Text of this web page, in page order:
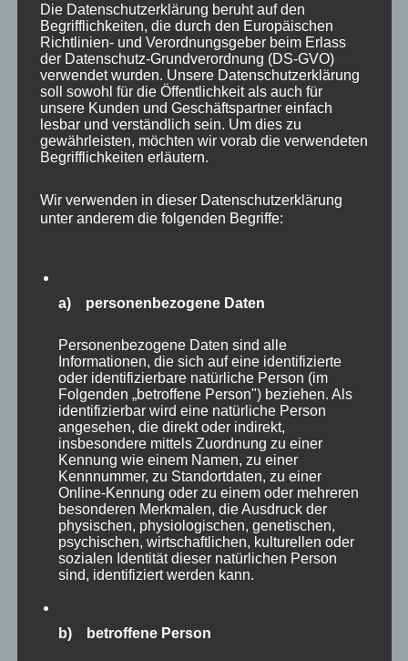
Auch Vogelfreunde werden in Eekholt voll auf
ihre Kosten kommen. Zunächst sind
sehen. Diese “Majestäten der Lüfte” habe ich
auch schon mehrfach in freier Wildbahn vor
wahrlich riesige Greifvögel, die auch hier sehr
beeindruckend wirken.
Die Datenschutzerklärung beruht auf den
Begrifflichkeiten, die durch den Europäischen
Richtlinien- und Verordnungsgeber beim Erlass
der Datenschutz-Grundverordnung (DS-GVO)
verwendet wurden. Unsere Datenschutzerklärung
soll sowohl für die Öffentlichkeit als auch für
unsere Kunden und Geschäftspartner einfach
lesbar und verständlich sein. Um dies zu
gewährleisten, möchten wir vorab die verwendeten
Begrifflichkeiten erläutern.
Wir verwenden in dieser Datenschutzerklärung
unter anderem die folgenden Begriffe:
a) personenbezogene Daten
Personenbezogene Daten sind alle
Informationen, die sich auf eine identifizierte
oder identifizierbare natürliche Person (im
Folgenden „betroffene Person") beziehen. Als
identifizierbar wird eine natürliche Person
angesehen, die direkt oder indirekt,
insbesondere mittels Zuordnung zu einer
Kennung wie einem Namen, zu einer
Kennnummer, zu Standortdaten, zu einer
Online-Kennung oder zu einem oder mehreren
besonderen Merkmalen, die Ausdruck der
physischen, physiologischen, genetischen,
psychischen, wirtschaftlichen, kulturellen oder
sozialen Identität dieser natürlichen Person
sind, identifiziert werden kann.
b) betroffene Person